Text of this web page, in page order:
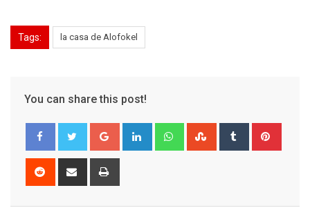
Tags: la casa de Alofokel
You can share this post!
Google+ LinkedIn WhatsappStumbleUpon
Tumblr
Reddit
Share